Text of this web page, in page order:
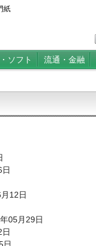
紙
ソフト 流通・金融
12日
05月29日